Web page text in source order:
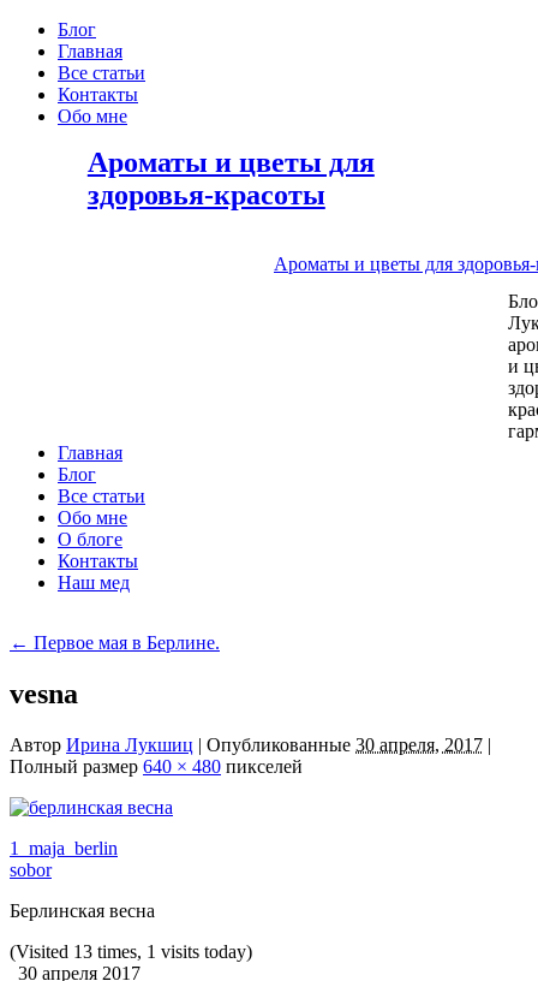
Блог
Главная
Все статьи
Контакты
Обо мне
Ароматы и цветы для
здоровья-красоты
Ароматы и цветы для
и
Главная
Блог
Все статьи
Обо мне
О блоге
Контакты
Наш мед
← Первое мая в Берлине.
vesna
Автор Ирина Лукшиц | Опубликованные 30 апреля, 2017 |
Полный размер 640 × 480 пикселей
1_maja_berlin
sobor
Берлинская весна
(Visited 13 times, 1 visits today)
30 апреля 2017